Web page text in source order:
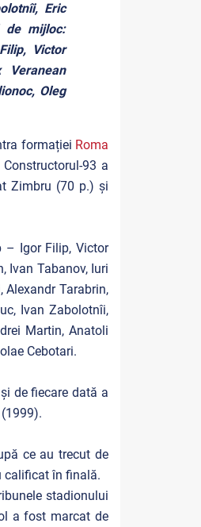
Eric
de mijloc:
Victor
Veranean
Oleg
formației Roma
93 a
Zimbru (70 p.) și
– Igor Filip, Victor
Ivan Tabanov, Iuri
Alexandr Tarabrin,
Ivan Zabolotnîi,
Martin, Anatoli
Cebotari.
de fiecare dată a
ce au trecut de
calificat în finală.
stadionului
a fost marcat de